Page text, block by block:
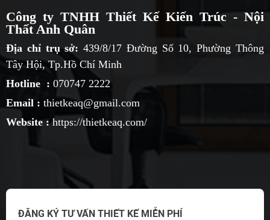
Công ty TNHH Thiết Kế Kiến Trúc - Nội
Thất Anh Quân
Địa chỉ trụ sở: 439/8/17 Đường Số 10, Phường Thông
Tây Hội, Tp.Hồ Chí Minh
Hotline : 070747 2222
Email : thietkeaq@gmail.com
Website : https://thietkeaq.com/
ĐĂNG KÝ TƯ VẤN THIẾT KẾ MIỄN PHÍ